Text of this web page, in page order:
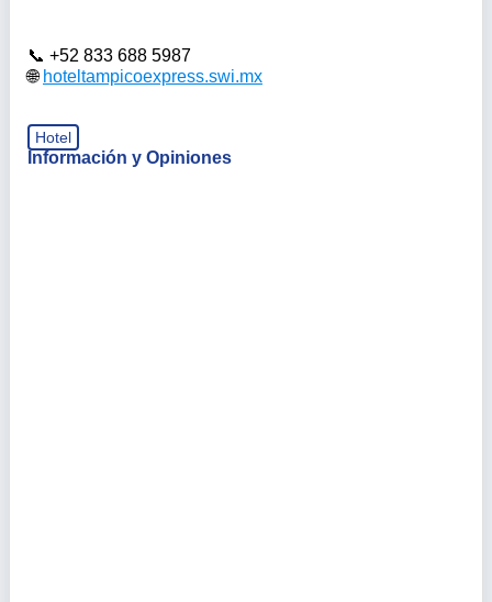
+52 833 688 5987
hoteltampicoexpress.swi.mx
Hotel
Información y Opiniones